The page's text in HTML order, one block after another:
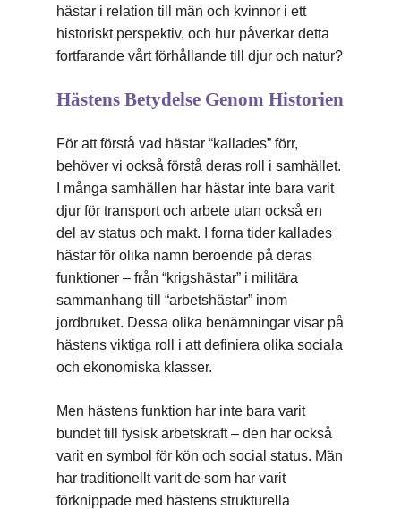
hästar i relation till män och kvinnor i ett
historiskt perspektiv, och hur påverkar detta
fortfarande vårt förhållande till djur och natur?
Hästens Betydelse Genom Historien
För att förstå vad hästar “kallades” förr,
behöver vi också förstå deras roll i samhället.
I många samhällen har hästar inte bara varit
djur för transport och arbete utan också en
del av status och makt. I forna tider kallades
hästar för olika namn beroende på deras
funktioner – från “krigshästar” i militära
sammanhang till “arbetshästar” inom
jordbruket. Dessa olika benämningar visar på
hästens viktiga roll i att definiera olika sociala
och ekonomiska klasser.
Men hästens funktion har inte bara varit
bundet till fysisk arbetskraft – den har också
varit en symbol för kön och social status. Män
har traditionellt varit de som har varit
förknippade med hästens strukturella